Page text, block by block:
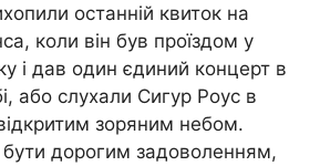
останній квиток на
коли він був проїздом у
і дав один єдиний концерт в
або слухали Сигур Роус в
зоряним небом.
дорогим задоволенням,